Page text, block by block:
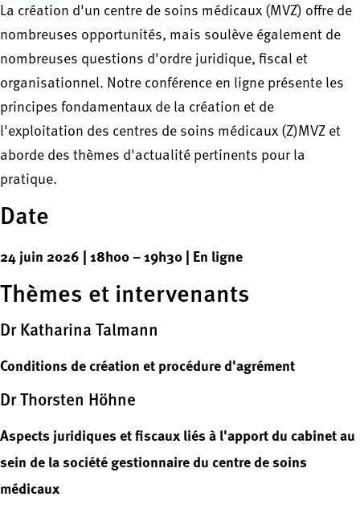
La création d'un centre de soins médicaux (MVZ) offre de
nombreuses opportunités, mais soulève également de
nombreuses questions d'ordre juridique, fiscal et
organisationnel. Notre conférence en ligne présente les
principes fondamentaux de la création et de
l'exploitation des centres de soins médicaux (Z)MVZ et
aborde des thèmes d'actualité pertinents pour la
pratique.
Date
24 juin 2026 | 18h00 – 19h30 | En ligne
Thèmes et intervenants
Dr Katharina Talmann
Conditions de création et procédure d'agrément
Dr Thorsten Höhne
Aspects juridiques et fiscaux liés à l'apport du cabinet au
sein de la société gestionnaire du centre de soins
médicaux